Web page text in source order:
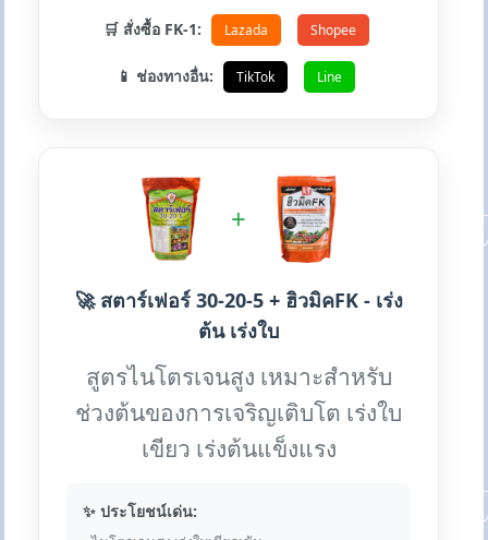
🛒 สั่งซื้อ FK-1: Lazada Shopee
📱 ช่องทางอื่น: TikTok Line
+
🚀 สตาร์เฟอร์ 30-20-5 + ฮิวมิคFK - เร่ง
ต้น เร่งใบ
สูตรไนโตรเจนสูง เหมาะสำหรับ
ช่วงต้นของการเจริญเติบโต เร่งใบ
เขียว เร่งต้นแข็งแรง
✨ ประโยชน์เด่น: